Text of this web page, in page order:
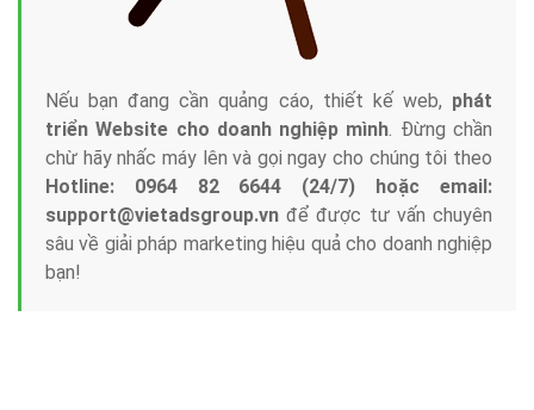
Nếu bạn đang cần quảng cáo, thiết kế web, phát
triển Website cho doanh nghiệp mình. Đừng chần
chừ hãy nhấc máy lên và gọi ngay cho chúng tôi theo
Hotline: 0964 82 6644 (24/7) hoặc email:
support@vietadsgroup.vn để được tư vấn chuyên
sâu về giải pháp marketing hiệu quả cho doanh nghiệp
bạn!